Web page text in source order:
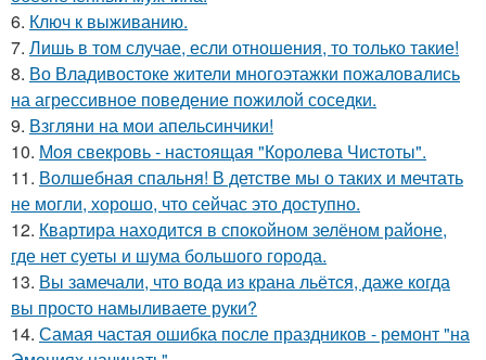
6. Ключ к выживанию.
7. Лишь в том случае, если отношения, то только такие!
8. Во Владивостоке жители многоэтажки пожаловались
на агрессивное поведение пожилой соседки.
9. Взгляни на мои апельсинчики!
10. Моя свекровь - настоящая "Королева Чистоты".
11. Волшебная спальня! В детстве мы о таких и мечтать
не могли, хорошо, что сейчас это доступно.
12. Квартира находится в спокойном зелёном районе,
где нет суеты и шума большого города.
13. Вы замечали, что вода из крана льётся, даже когда
вы просто намыливаете руки?
14. Самая частая ошибка после праздников - ремонт "на